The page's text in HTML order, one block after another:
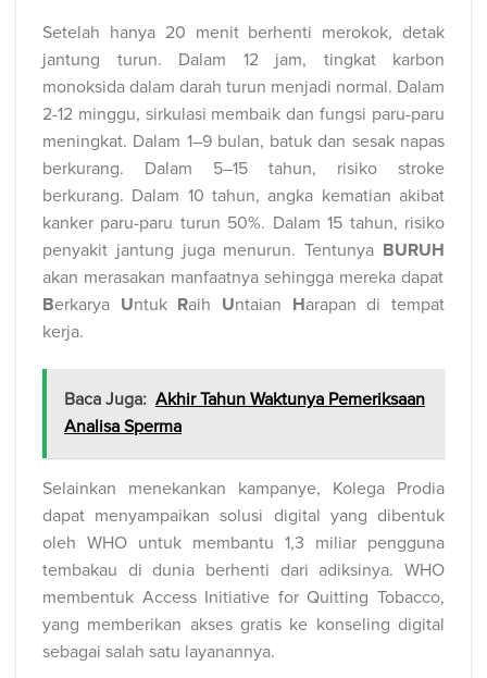
Setelah hanya 20 menit berhenti merokok, detak
jantung turun. Dalam 12 jam, tingkat karbon
monoksida dalam darah turun menjadi normal. Dalam
2-12 minggu, sirkulasi membaik dan fungsi paru-paru
meningkat. Dalam 1–9 bulan, batuk dan sesak napas
berkurang. Dalam 5–15 tahun, risiko stroke
berkurang. Dalam 10 tahun, angka kematian akibat
kanker paru-paru turun 50%. Dalam 15 tahun, risiko
penyakit jantung juga menurun. Tentunya BURUH
akan merasakan manfaatnya sehingga mereka dapat
Berkarya Untuk Raih Untaian Harapan di tempat
kerja.
Baca Juga: Akhir Tahun Waktunya Pemeriksaan
Analisa Sperma
Selainkan menekankan kampanye, Kolega Prodia
dapat menyampaikan solusi digital yang dibentuk
oleh WHO untuk membantu 1,3 miliar pengguna
tembakau di dunia berhenti dari adiksinya. WHO
membentuk Access Initiative for Quitting Tobacco,
yang memberikan akses gratis ke konseling digital
sebagai salah satu layanannya.